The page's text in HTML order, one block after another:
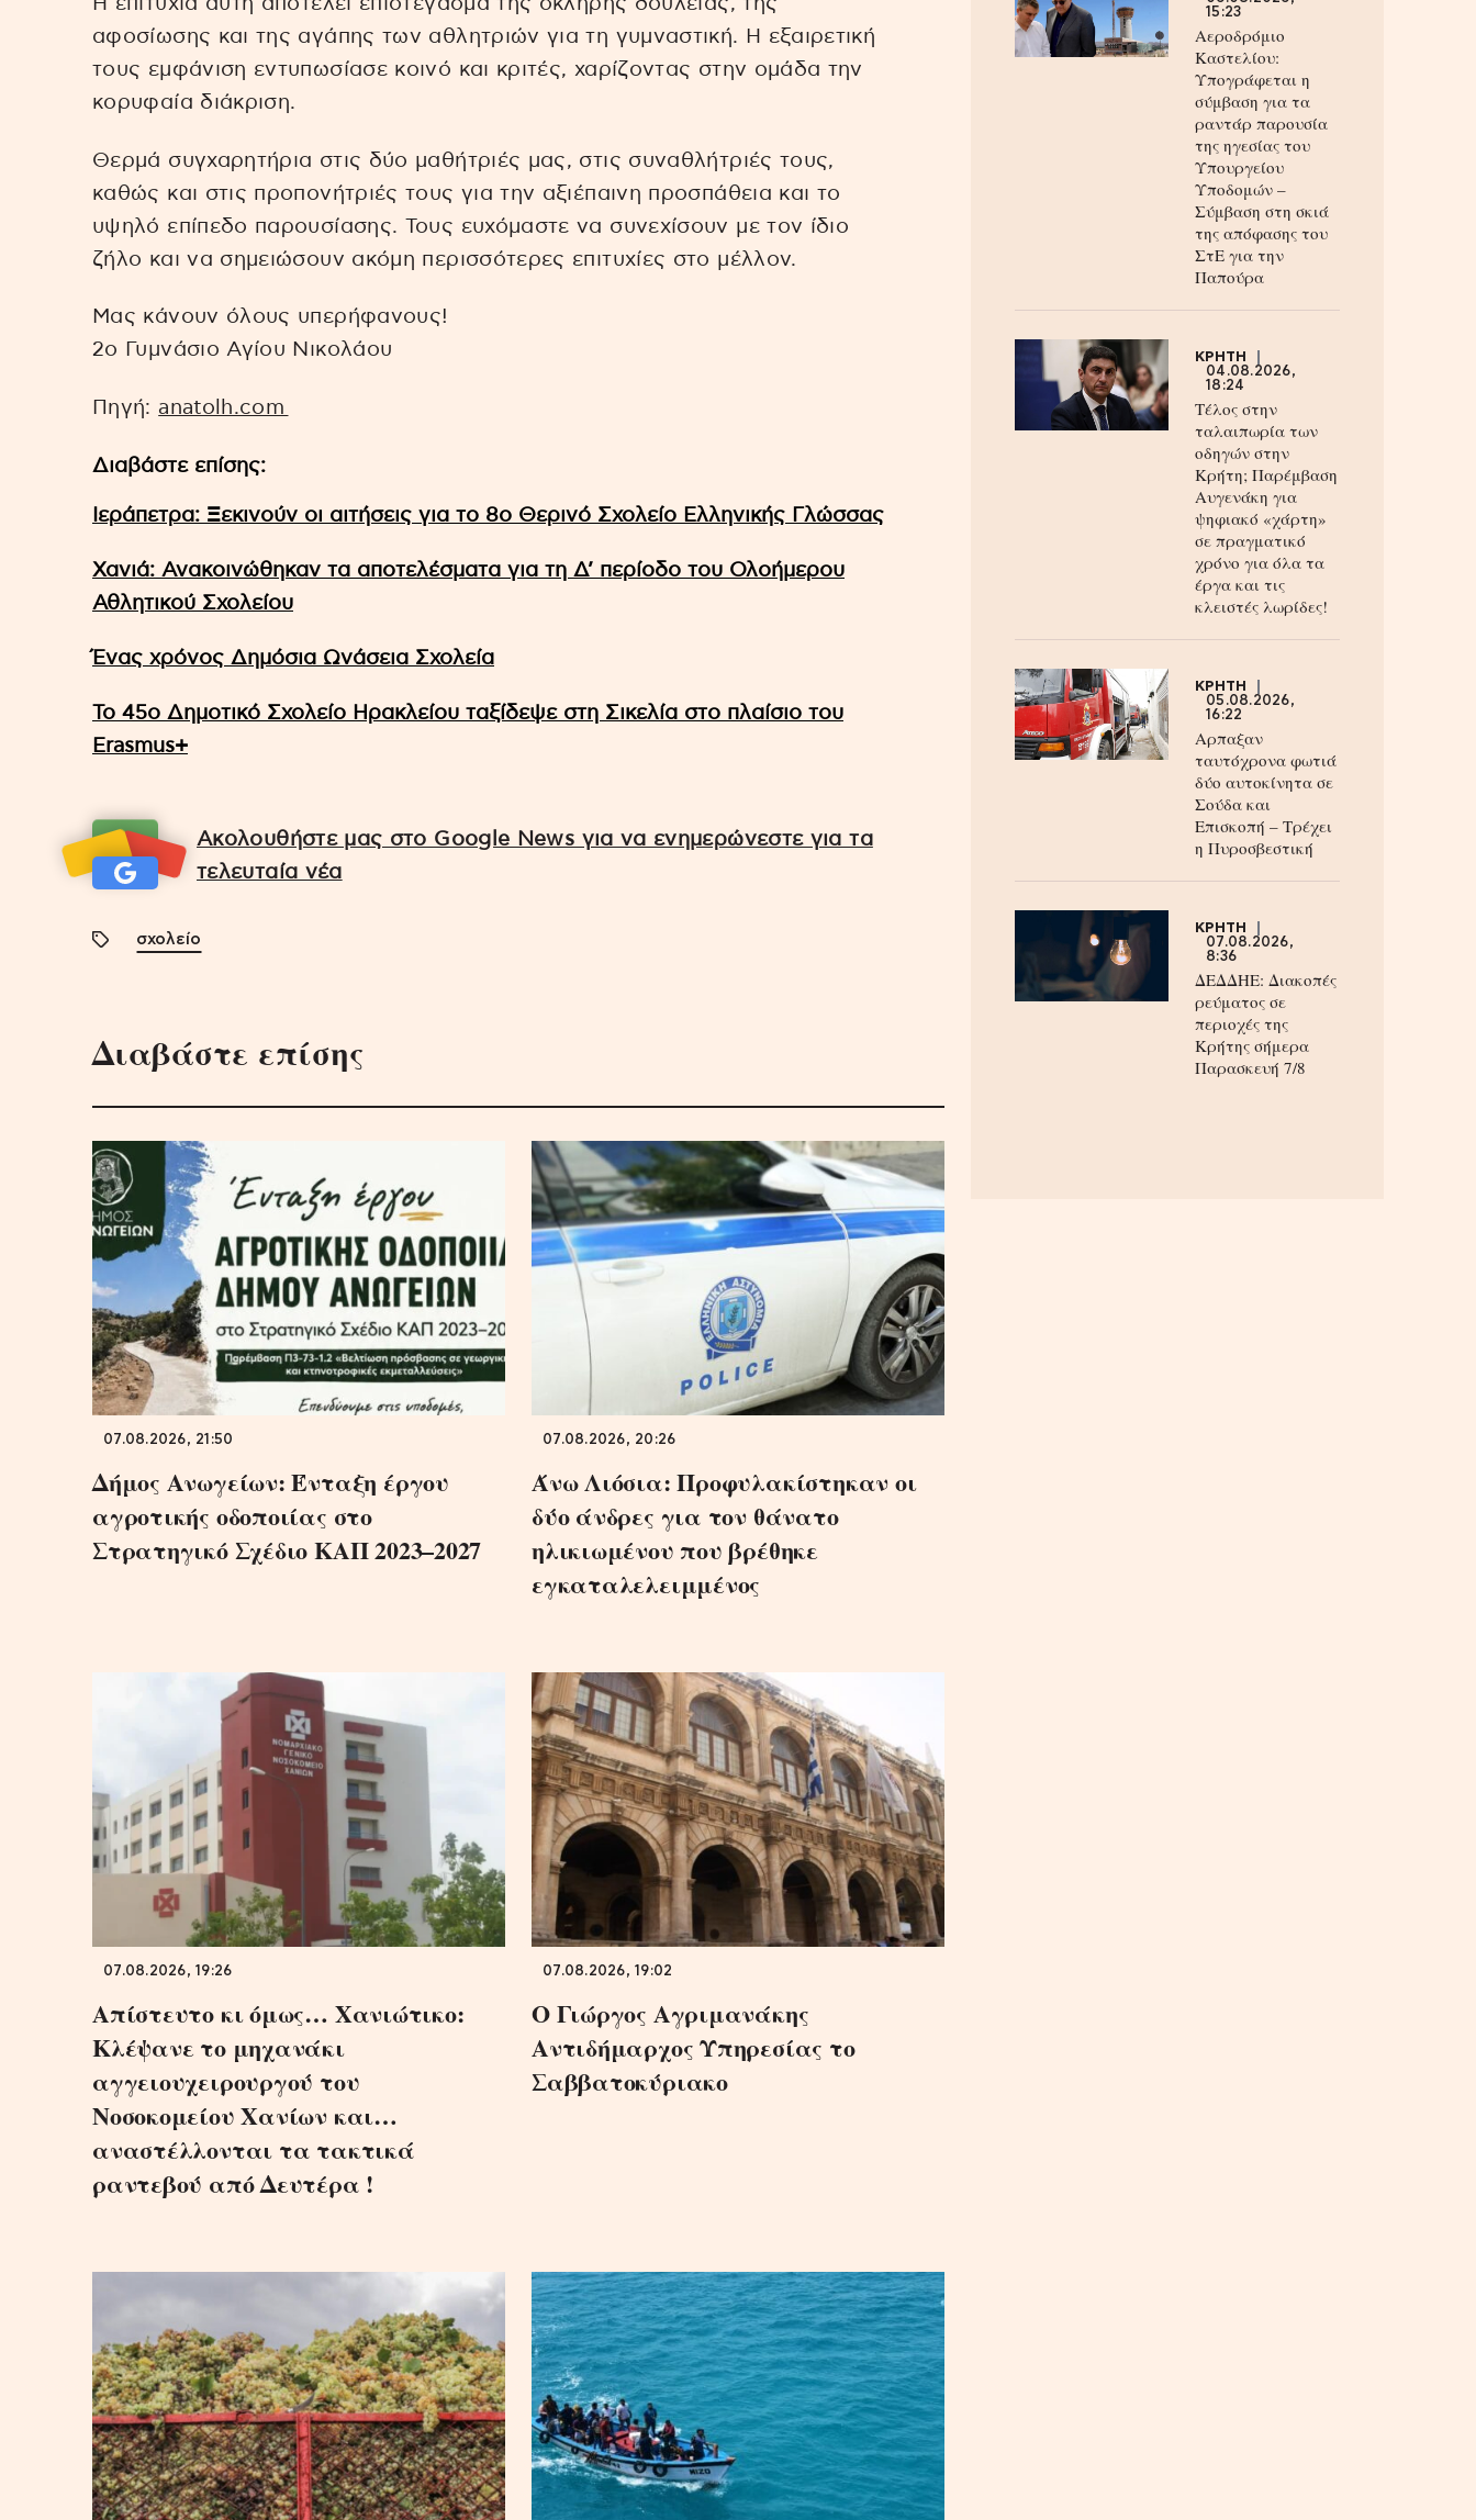
αφοσίωσης και της αγάπης των αθλητριών για τη γυμναστική. Η εξαιρετική
τους εμφάνιση εντυπωσίασε κοινό και κριτές, χαρίζοντας στην ομάδα την
κορυφαία διάκριση.
Θερμά συγχαρητήρια στις δύο μαθήτριές μας, στις συναθλήτριές τους,
καθώς και στις προπονήτριές τους για την αξιέπαινη προσπάθεια και το
υψηλό επίπεδο παρουσίασης. Τους ευχόμαστε να συνεχίσουν με τον ίδιο
ζήλο και να σημειώσουν ακόμη περισσότερες επιτυχίες στο μέλλον.
Μας κάνουν όλους υπερήφανους!
2ο Γυμνάσιο Αγίου Νικολάου
Πηγή: anatolh.com
Διαβάστε επίσης:
Ιεράπετρα: Ξεκινούν οι αιτήσεις για το 8ο Θερινό Σχολείο Ελληνικής Γλώσσας
Χανιά: Ανακοινώθηκαν τα αποτελέσματα για τη Δ’ περίοδο του Ολοήμερου
Αθλητικού Σχολείου
Ένας χρόνος Δημόσια Ωνάσεια Σχολεία
Το 45ο Δημοτικό Σχολείο Ηρακλείου ταξίδεψε στη Σικελία στο πλαίσιο του
Erasmus+
Ακολουθήστε μας στο Google News για να ενημερώνεστε για τα
τελευταία νέα
σχολείο
Διαβάστε επίσης
07.08.2026, 21:50
Δήμος Ανωγείων: Ένταξη έργου
αγροτικής οδοποιίας στο
Στρατηγικό Σχέδιο ΚΑΠ 2023–2027
07.08.2026, 20:26
Άνω Λιόσια: Προφυλακίστηκαν οι
δύο άνδρες για τον θάνατο
ηλικιωμένου που βρέθηκε
εγκαταλελειμμένος
07.08.2026, 19:26
Απίστευτο κι όμως… Χανιώτικο:
Κλέψανε το μηχανάκι
αγγειουχειρουργού του
Νοσοκομείου Χανίων και…
αναστέλλονται τα τακτικά
ραντεβού από Δευτέρα !
07.08.2026, 19:02
Ο Γιώργος Αγριμανάκης
Αντιδήμαρχος Υπηρεσίας το
Σαββατοκύριακο
15:23
Αεροδρόμιο
Καστελίου:
Υπογράφεται η
σύμβαση για τα
ραντάρ παρουσία
της ηγεσίας του
Υπουργείου
Υποδομών –
Σύμβαση στη σκιά
της απόφασης του
ΣτΕ για την
Παπούρα
ΚΡΗΤΗ
04.08.2026,
18:24
Τέλος στην
ταλαιπωρία των
οδηγών στην
Κρήτη; Παρέμβαση
Αυγενάκη για
ψηφιακό «χάρτη»
σε πραγματικό
χρόνο για όλα τα
έργα και τις
κλειστές λωρίδες!
ΚΡΗΤΗ
05.08.2026,
16:22
Αρπαξαν
ταυτόχρονα φωτιά
δύο αυτοκίνητα σε
Σούδα και
Επισκοπή – Τρέχει
η Πυροσβεστική
ΚΡΗΤΗ
07.08.2026,
8:36
ΔΕΔΔΗΕ: Διακοπές
ρεύματος σε
περιοχές της
Κρήτης σήμερα
Παρασκευή 7/8